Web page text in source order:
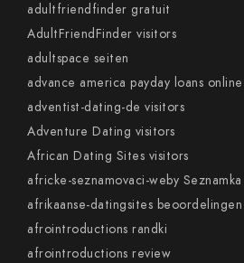
adultfriendfinder gratuit
AdultFriendFinder visitors
adultspace seiten
advance america payday loans online
adventist-dating-de visitors
Adventure Dating visitors
African Dating Sites visitors
africke-seznamovaci-weby Seznamka
afrikaanse-datingsites beoordelingen
afrointroductions randki
afrointroductions review